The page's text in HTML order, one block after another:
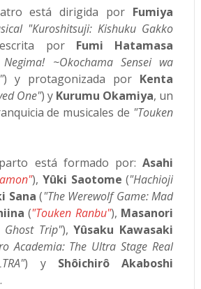
está dirigida por Fumiya
"Kuroshitsuji: Kishuku Gakko
por Fumi Hatamasa
~Okochama Sensei wa
) y protagonizada por Kenta
One") y Kurumu Okamiya, un
de musicales de "Touken
está formado por:Asahi
),Yûki Saotome ("Hachioji
Sana ("The Werewolf Game: Mad
("Touken Ranbu"), Masanori
Ghost Trip"),Yûsaku Kawasaki
Academia: The Ultra Stage Real
) y Shôichirô Akaboshi